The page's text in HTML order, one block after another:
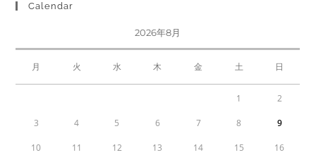
Calendar
2026年8月
月 火 水 木 金 土 日
1 2
3 4 5 6 7 8 9
10 11 12 13 14 15 16